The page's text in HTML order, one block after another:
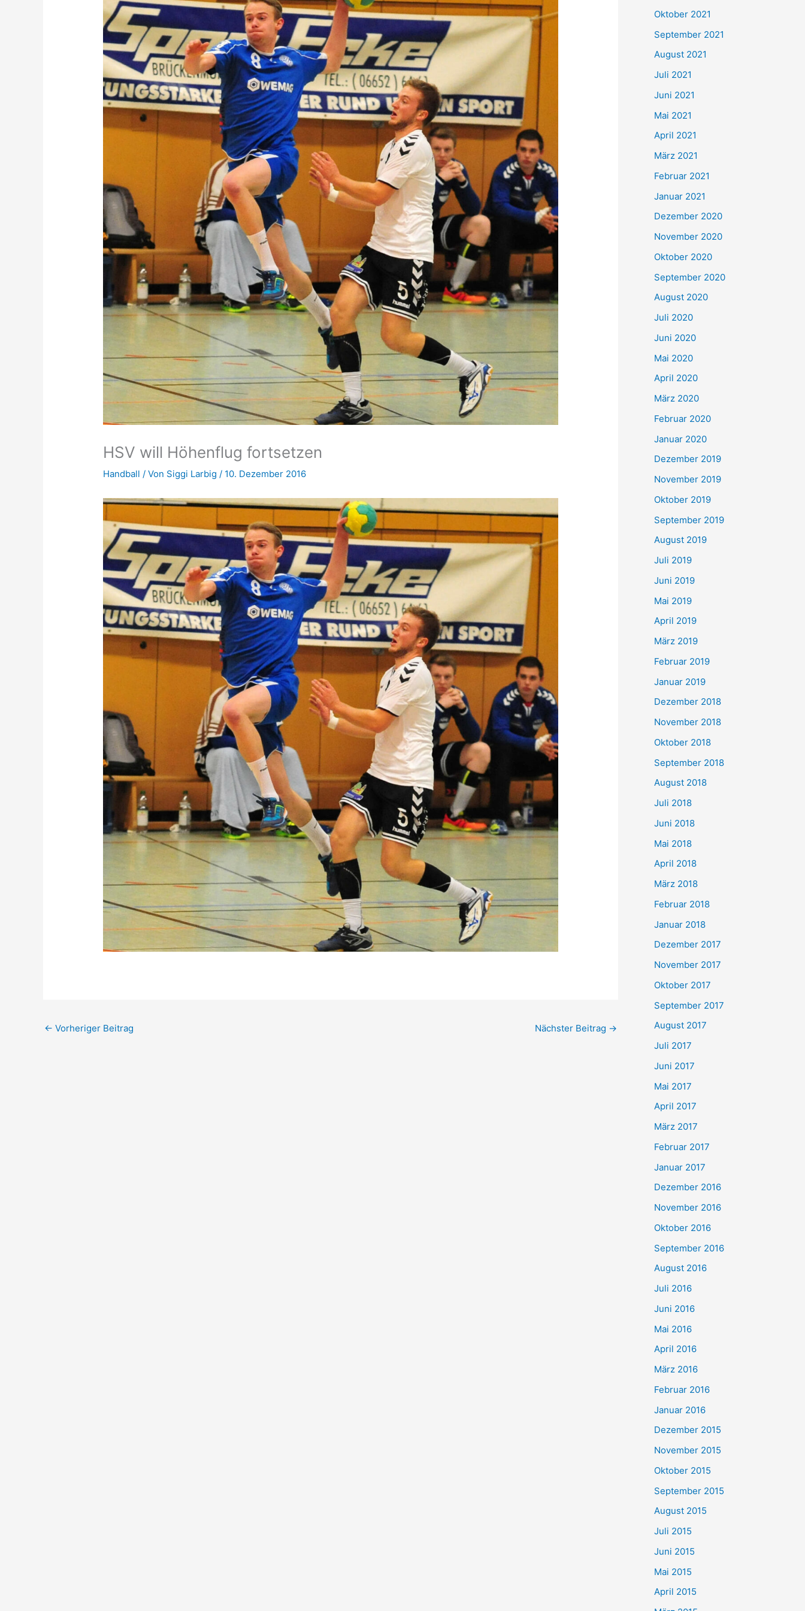
HSV will Höhenflug fortsetzen
Handball / Von Siggi Larbig / 10. Dezember 2016
← Vorheriger Beitrag Nächster Beitrag →
e
n
h
:
Oktober 2021
September 2021
August 2021
Juli 2021
Juni 2021
Mai 2021
April 2021
März 2021
Februar 2021
Januar 2021
Dezember 2020
November 2020
Oktober 2020
September 2020
August 2020
Juli 2020
Juni 2020
Mai 2020
April 2020
März 2020
Februar 2020
Januar 2020
Dezember 2019
November 2019
Oktober 2019
September 2019
August 2019
Juli 2019
Juni 2019
Mai 2019
April 2019
März 2019
Februar 2019
Januar 2019
Dezember 2018
November 2018
Oktober 2018
September 2018
August 2018
Juli 2018
Juni 2018
Mai 2018
April 2018
März 2018
Februar 2018
Januar 2018
Dezember 2017
November 2017
Oktober 2017
September 2017
August 2017
Juli 2017
Juni 2017
Mai 2017
April 2017
März 2017
Februar 2017
Januar 2017
Dezember 2016
November 2016
Oktober 2016
September 2016
August 2016
Juli 2016
Juni 2016
Mai 2016
April 2016
März 2016
Februar 2016
Januar 2016
Dezember 2015
November 2015
Oktober 2015
September 2015
August 2015
Juli 2015
Juni 2015
Mai 2015
April 2015